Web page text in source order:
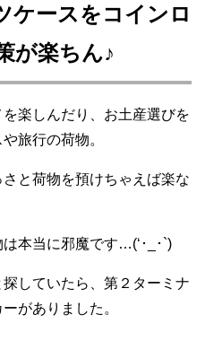
ケースをコインロ
が楽ちん♪
楽しんだり、お土産選びを
旅行の荷物。
と荷物を預けちゃえば楽な
本当に邪魔です…(‘･_･`)
していたら、第２ターミナ
がありました。